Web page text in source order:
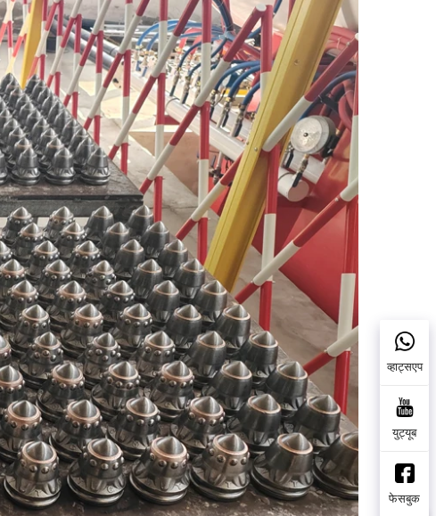
व्हाट्सएप
युट्यूब
फेसबुक